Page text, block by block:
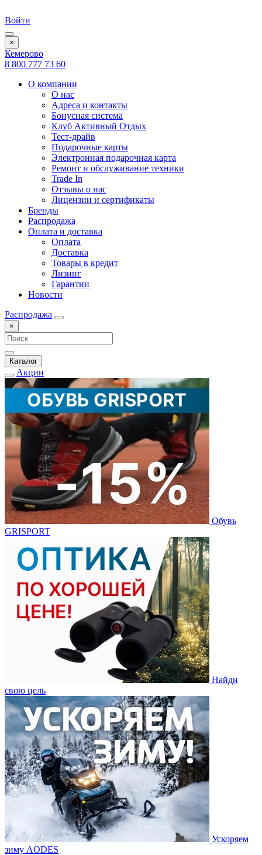
Войти
×
Кемерово
8 800 777 73 60
О компании
О нас
Адреса и контакты
Бонусная система
Клуб Активный Отдых
Тест-драйв
Подарочные карты
Электронная подарочная карта
Ремонт и обслуживание техники
Trade In
Отзывы о нас
Лицензии и сертификаты
Бренды
Распродажа
Оплата и доставка
Оплата
Доставка
Товары в кредит
Лизинг
Гарантии
Новости
Распродажа
×
Каталог
Акции
Обувь
GRISPORT
Найди
свою цель
Ускоряем
зиму AODES